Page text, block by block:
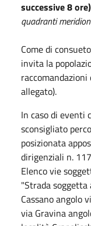
successive 8 ore)
quadranti
Come di
invita la
allegato).
In caso di eventi
sconsigliato
posizionata
dirigenziali n.
Elenco vie
"Strada soggetta
Cassano angolo
via Gravina